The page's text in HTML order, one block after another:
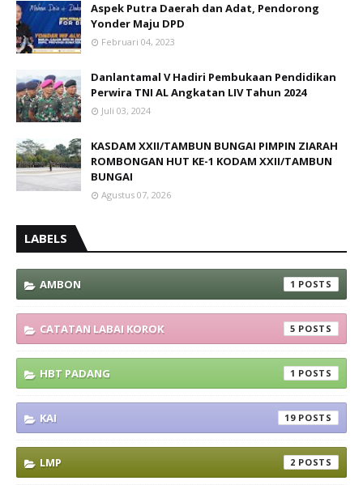
Aspek Putra Daerah dan Adat, Pendorong
Yonder Maju DPD
Februari 04, 2023
Danlantamal V Hadiri Pembukaan Pendidikan
Perwira TNI AL Angkatan LIV Tahun 2024
Juli 03, 2024
KASDAM XXII/TAMBUN BUNGAI PIMPIN ZIARAH
ROMBONGAN HUT KE-1 KODAM XXII/TAMBUN
BUNGAI
Agustus 07, 2026
LABELS
AMBON 1
CATATAN LABAI KOROK 5
HBT PADANG 1
KAI 19
LMP 2